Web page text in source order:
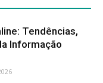
Tendências,
Informação